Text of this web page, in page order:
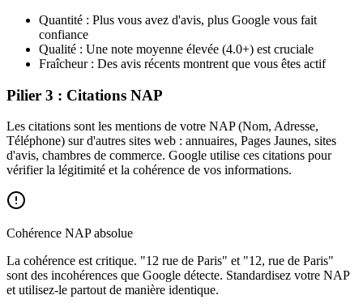
Quantité : Plus vous avez d'avis, plus Google vous fait
confiance
Qualité : Une note moyenne élevée (4.0+) est cruciale
Fraîcheur : Des avis récents montrent que vous êtes actif
Pilier 3 : Citations NAP
Les citations sont les mentions de votre NAP (Nom, Adresse,
Téléphone) sur d'autres sites web : annuaires, Pages Jaunes, sites
d'avis, chambres de commerce. Google utilise ces citations pour
vérifier la légitimité et la cohérence de vos informations.
Cohérence NAP absolue
La cohérence est critique. "12 rue de Paris" et "12, rue de Paris"
sont des incohérences que Google détecte. Standardisez votre NAP
et utilisez-le partout de manière identique.